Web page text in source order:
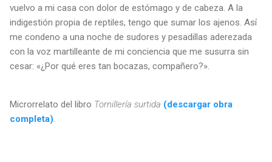
vuelvo a mi casa con dolor de estómago y de cabeza. A la
indigestión propia de reptiles, tengo que sumar los ajenos. Así
me condeno a una noche de sudores y pesadillas aderezada
con la voz martilleante de mi conciencia que me susurra sin
cesar: «¿Por qué eres tan bocazas, compañero?».
Microrrelato del libro Tornillería surtida (descargar obra
completa)